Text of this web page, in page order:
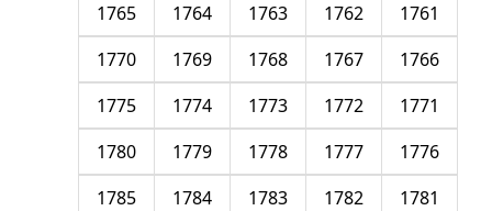
1761
1762
1763
1764
1765
1766
1767
1768
1769
1770
1771
1772
1773
1774
1775
1776
1777
1778
1779
1780
1781
1782
1783
1784
1785